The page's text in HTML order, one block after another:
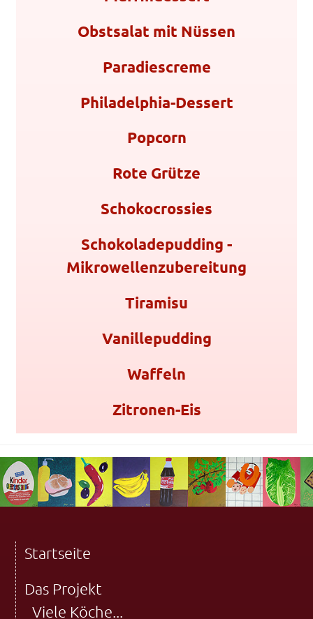
Obstsalat mit Nüssen
Paradiescreme
Philadelphia-Dessert
Popcorn
Rote Grütze
Schokocrossies
Schokoladepudding -
Mikrowellenzubereitung
Tiramisu
Vanillepudding
Waffeln
Zitronen-Eis
Startseite
Das Projekt
Viele Köche...